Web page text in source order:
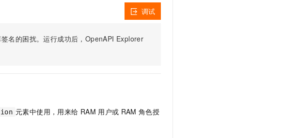
名的困扰。运行成功后，OpenAPI Explorer
调试
元素中使用，用来给 RAM 用户或 RAM 角色授